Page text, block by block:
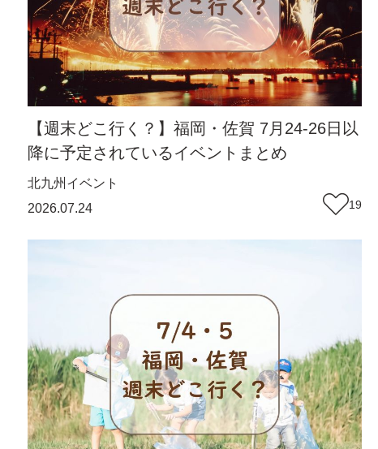
【週末どこ行く？】福岡・佐賀 7月24-26日以
降に予定されているイベントまとめ
北九州 イベント
2026.07.24
19